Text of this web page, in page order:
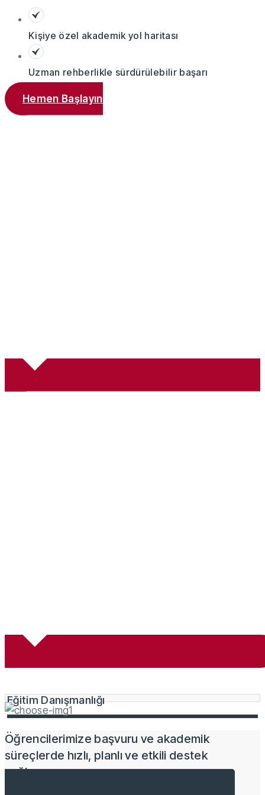
Kişiye özel akademik yol haritası
Uzman rehberlikle sürdürülebilir başarı
Hemen Başlayın
Eğitim Danışmanlığı
Öğrencilerimize başvuru ve akademik
süreçlerde hızlı, planlı ve etkili destek
sağlıyoruz.